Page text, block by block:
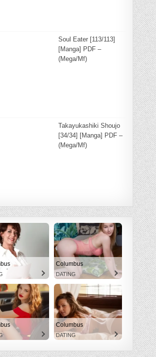
DUNGEON: KOSSORI KITAETE SEKAI SAIKYOU [63/??]
Soul Eater [113/113]
[Manga] PDF –
(Mega/Mf)
Takayukashiki Shoujo
[34/34] [Manga] PDF –
(Mega/Mf)
Columbus
DATING
Columbus
DATING